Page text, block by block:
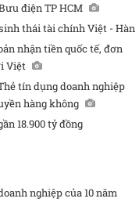
điện TP HCM
thái tài chính Việt - Hàn
nhận tiền quốc tế, đơn
Việt
tín dụng doanh nghiệp
hàng không
18.900 tỷ đồng
nghiệp của 10 năm